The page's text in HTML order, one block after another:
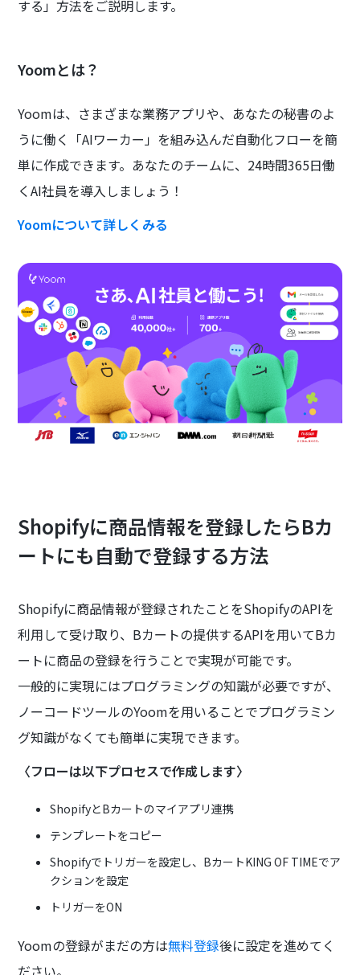
する」方法をご説明します。
Yoomとは？
Yoomは、さまざまな業務アプリや、あなたの秘書のよ
うに働く「AIワーカー」を組み込んだ自動化フローを簡
単に作成できます。あなたのチームに、24時間365日働
くAI社員を導入しましょう！
Yoomについて詳しくみる
Shopifyに商品情報を登録したらBカ
ートにも自動で登録する方法
Shopifyに商品情報が登録されたことをShopifyのAPIを
利用して受け取り、Bカートの提供するAPIを用いてBカ
ートに商品の登録を行うことで実現が可能です。
一般的に実現にはプログラミングの知識が必要ですが、
ノーコードツールのYoomを用いることでプログラミン
グ知識がなくても簡単に実現できます。
〈フローは以下プロセスで作成します〉
ShopifyとBカートのマイアプリ連携
テンプレートをコピー
Shopifyでトリガーを設定し、BカートKING OF TIMEでア
クションを設定
トリガーをON
Yoomの登録がまだの方は無料登録後に設定を進めてく
ださい。